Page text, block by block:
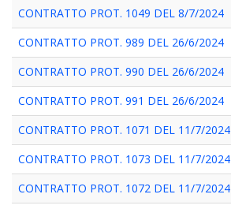
CONTRATTO PROT. 1049 DEL 8/7/2024
CONTRATTO PROT. 989 DEL 26/6/2024
CONTRATTO PROT. 990 DEL 26/6/2024
CONTRATTO PROT. 991 DEL 26/6/2024
CONTRATTO PROT. 1071 DEL 11/7/2024
CONTRATTO PROT. 1073 DEL 11/7/2024
CONTRATTO PROT. 1072 DEL 11/7/2024